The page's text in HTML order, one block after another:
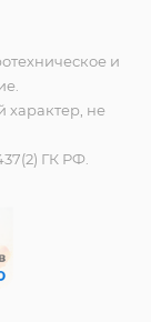
и
не
ГК РФ.